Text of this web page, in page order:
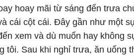
hoay mãi từ sáng đến trưa
cái cột cái. Đây gần như một
xem và dù muốn hay không
tôi. Sau khi nghỉ trưa, ăn uống